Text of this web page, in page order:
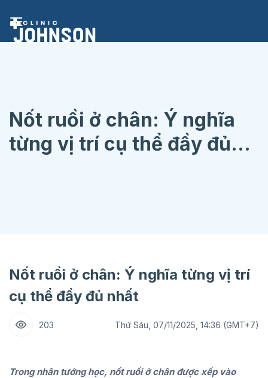
đến
Nốt ruồi ở chân: Ý nghĩa
từng vị trí cụ thể đầy đủ
Nốt ruồi ở chân: Ý nghĩa từng vị trí
cụ thể đầy đủ nhất
203 Thứ Sáu, 07/11/2025, 14:36 (GMT+7)
Trong nhân tướng học, nốt ruồi ở chân được xếp vào